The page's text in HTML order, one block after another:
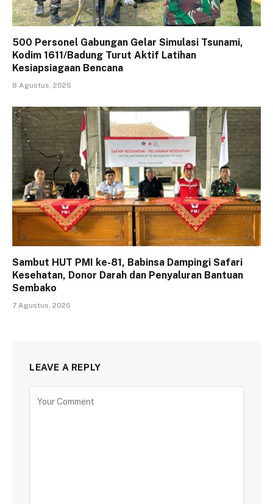
500 Personel Gabungan Gelar Simulasi Tsunami,
Kodim 1611/Badung Turut Aktif Latihan
Kesiapsiagaan Bencana
8 Agustus, 2026
Sambut HUT PMI ke-81, Babinsa Dampingi Safari
Kesehatan, Donor Darah dan Penyaluran Bantuan
Sembako
7 Agustus, 2026
LEAVE A REPLY